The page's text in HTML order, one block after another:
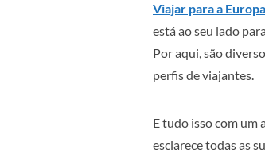
Viajar para a Europa
está ao seu lado
Por aqui, são
perfis de viajantes.
E tudo isso com
esclarece todas as